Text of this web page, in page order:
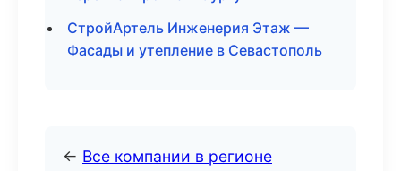
СтройАртель Инженерия Этаж —
Фасады и утепление в Севастополь
← Все компании в регионе